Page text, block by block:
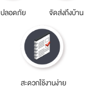
ปลอดภัย จัดส่งถึงบ้าน
สะดวกใช้งานง่าย